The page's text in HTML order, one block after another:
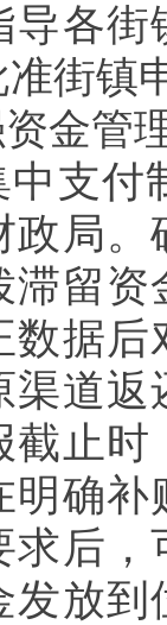
导各
街镇
资金管
支付
局。
滞留
数据后
渠道
截止时
明确补
求后
发放到